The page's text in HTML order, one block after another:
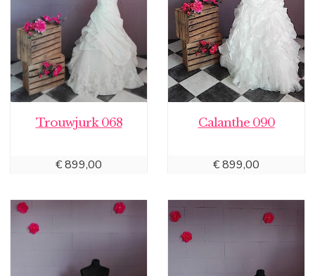
Trouwjurk 068
€899,00
Calanthe 090
€899,00